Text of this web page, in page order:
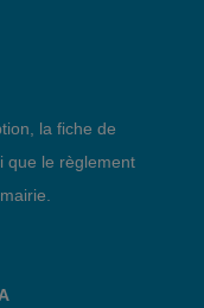
la fiche de
que le règlement